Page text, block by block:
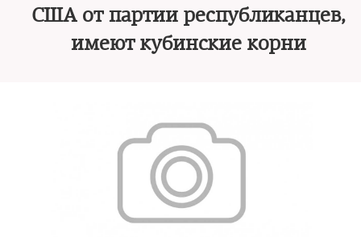
США от партии республиканцев,
имеют кубинские корни